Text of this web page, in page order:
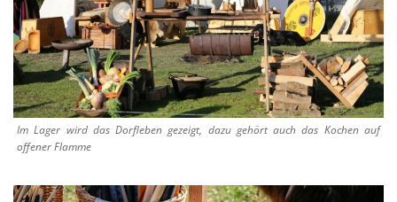
Im Lager wird das Dorfleben gezeigt, dazu gehört auch das Kochen auf
offener Flamme